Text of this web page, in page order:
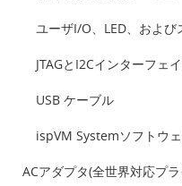
ユーザI/O、LED、およ
JTAGとI2Cインターフェ
USB ケーブル
ispVM Systemソフトウ
ACアダプタ(全世界対応プ